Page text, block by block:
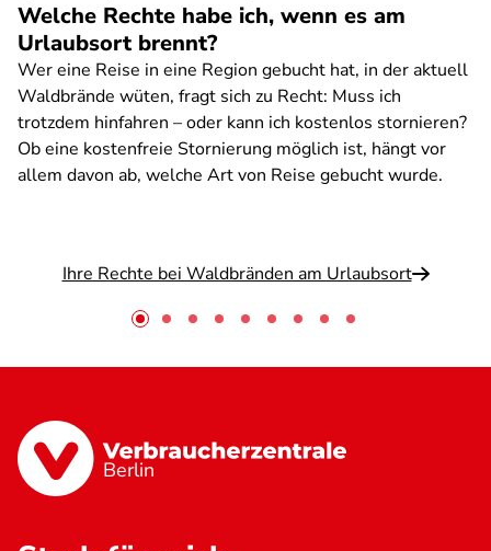
Welche Rechte habe ich, wenn es am
Urlaubsort brennt?
Wer eine Reise in eine Region gebucht hat, in der aktuell
Waldbrände wüten, fragt sich zu Recht: Muss ich
trotzdem hinfahren – oder kann ich kostenlos stornieren?
Ob eine kostenfreie Stornierung möglich ist, hängt vor
allem davon ab, welche Art von Reise gebucht wurde.
Ihre Rechte bei Waldbränden am Urlaubsort
Berlin